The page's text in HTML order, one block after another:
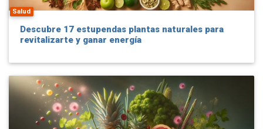
Salud
Descubre 17 estupendas plantas naturales para
revitalizarte y ganar energía